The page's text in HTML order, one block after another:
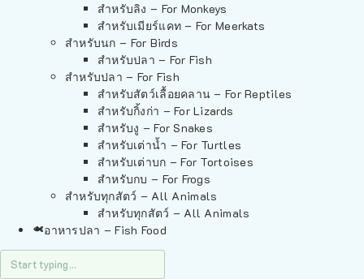
สำหรับลิง – For Monkeys
สำหรับเมียร์แคท – For Meerkats
สำหรับนก – For Birds
สำหรับปลา – For Fish
สำหรับปลา – For Fish
สำหรับสัตว์เลื้อยคลาน – For Reptiles
สำหรับกิ้งก่า – For Lizards
สำหรับงู – For Snakes
สำหรับเต่าน้ำ – For Turtles
สำหรับเต่าบก – For Tortoises
สำหรับกบ – For Frogs
สำหรับทุกสัตว์ – All Animals
สำหรับทุกสัตว์ – All Animals
อาหารปลา – Fish Food